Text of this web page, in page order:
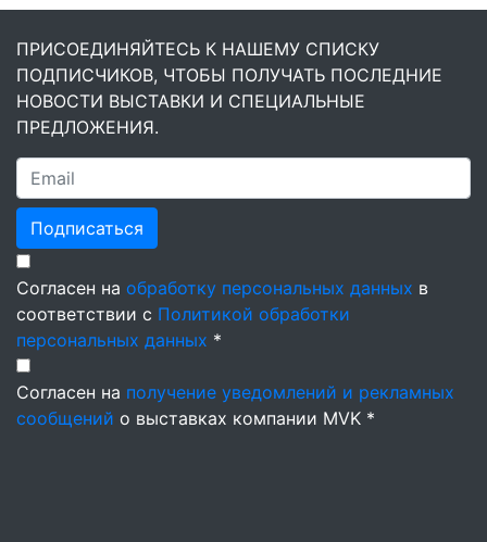
ПРИСОЕДИНЯЙТЕСЬ К НАШЕМУ СПИСКУ
ПОДПИСЧИКОВ, ЧТОБЫ ПОЛУЧАТЬ ПОСЛЕДНИЕ
НОВОСТИ ВЫСТАВКИ И СПЕЦИАЛЬНЫЕ
ПРЕДЛОЖЕНИЯ.
Подписаться
Согласен на обработку персональных данных в
соответствии с Политикой обработки
персональных данных *
Согласен на получение уведомлений и рекламных
сообщений о выставках компании MVK *